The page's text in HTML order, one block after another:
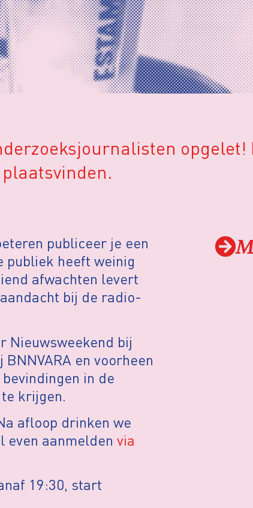
opgelet!
publiceer je een
publiek heeft weinig
afwachten levert
bij de radio-
Nieuwsweekend bij
en voorheen
in de
krijgen.
afloop drinken we
even aanmelden via
19:30, start